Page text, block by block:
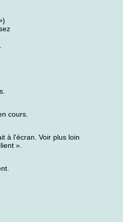
cours.
à l'écran. Voir plus loin
».